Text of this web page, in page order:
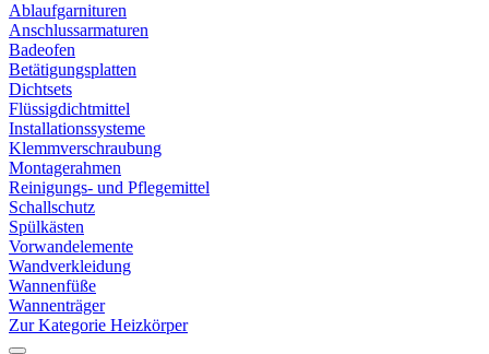
Ablaufgarnituren
Anschlussarmaturen
Badeofen
Betätigungsplatten
Dichtsets
Flüssigdichtmittel
Installationssysteme
Klemmverschraubung
Montagerahmen
Reinigungs- und Pflegemittel
Schallschutz
Spülkästen
Vorwandelemente
Wandverkleidung
Wannenfüße
Wannenträger
Zur Kategorie Heizkörper